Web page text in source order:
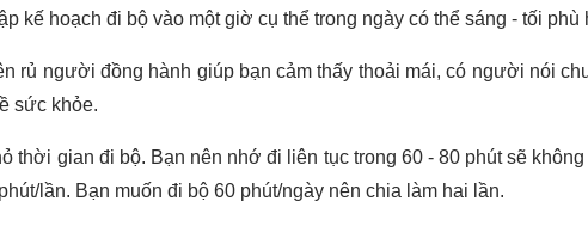
kế hoạch đi bộ vào một giờ cụ thể trong ngày có thể sáng - tối
rủ người đồng hành giúp bạn cảm thấy thoải mái, có người nói
sức khỏe.
thời gian đi bộ. Bạn nên nhớ đi liên tục trong 60 - 80 phút sẽ
lần. Bạn muốn đi bộ 60 phút/ngày nên chia làm hai lần.